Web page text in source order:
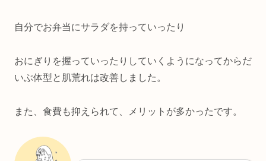
自分でお弁当にサラダを持っていったり
おにぎりを握っていったりしていくようになってからだ
いぶ体型と肌荒れは改善しました。
また、食費も抑えられて、メリットが多かったです。